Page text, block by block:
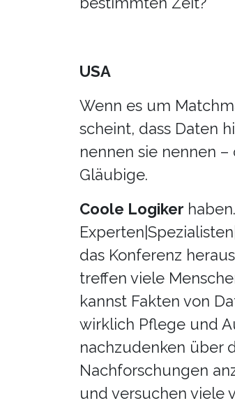
USA
Wenn es um
scheint, dass Daten
nennen sie nennen
Gläubige.
Coole Logiker
das Konferenz
treffen viele
kannst Fakten von
wirklich Pflege und
nachzudenken über
Nachforschungen
und versuchen viele